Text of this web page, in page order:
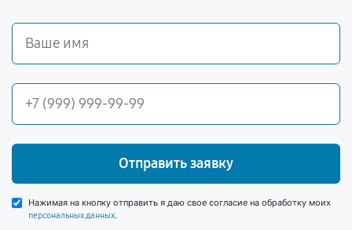
Отправить заявку
Нажимая на кнопку отправить я даю свое согласие на обработку моих
персональных данных.